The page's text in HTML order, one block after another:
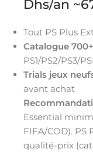
Dhs/an
Tout PS Plus
Catalogue
PS1/PS2/PS3/
Trials jeux
avant achat
Essential
FIFA/COD). PS
qualité-prix